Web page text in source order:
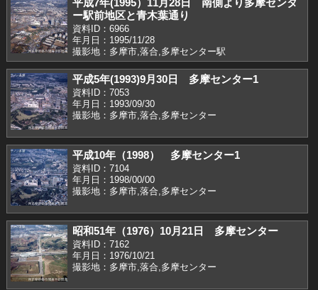
ー駅前地区と青木葉通り
資料ID：6966
年月日：1995/11/28
撮影地：多摩市,落合,多摩センター駅
平成5年(1993)9月30日 多摩センター1
資料ID：7053
年月日：1993/09/30
撮影地：多摩市,落合,多摩センター
平成10年（1998） 多摩センター1
資料ID：7104
年月日：1998/00/00
撮影地：多摩市,落合,多摩センター
昭和51年（1976）10月21日 多摩センター
資料ID：7162
年月日：1976/10/21
撮影地：多摩市,落合,多摩センター